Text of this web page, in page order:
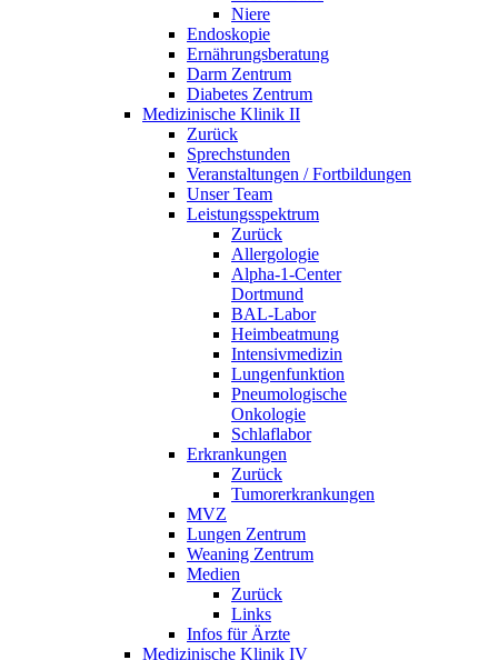
Niere
Endoskopie
Ernährungsberatung
Darm Zentrum
Diabetes Zentrum
Medizinische Klinik II
Zurück
Sprechstunden
Veranstaltungen / Fortbildungen
Unser Team
Leistungsspektrum
Zurück
Allergologie
Alpha-1-Center
Dortmund
BAL-Labor
Heimbeatmung
Intensivmedizin
Lungenfunktion
Pneumologische
Onkologie
Schlaflabor
Erkrankungen
Zurück
Tumorerkrankungen
MVZ
Lungen Zentrum
Weaning Zentrum
Medien
Zurück
Links
Infos für Ärzte
Medizinische Klinik IV